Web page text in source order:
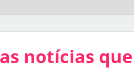
notícias